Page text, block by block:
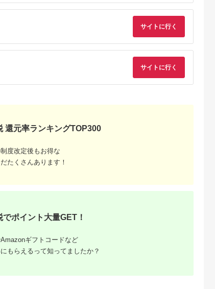
効
発
連れ
オ
電話
円
間3年（Eメール発
行）｜予約 宿泊 観光
カップル 家族 店頭 オ
ンライン ネット 電話
箱根
寄付金額: 10,000 円
出典：ふるなび
期間3年（Eメール発
行）｜予約 宿泊 観光
寄付金額:
出典：ふるな
サイトに行く
サイトに行く
還元率ランキングTOP300
度改定後もお得な
たくさんあります！
ポイント大量GET！
ギフトコードなど
もらえるって知ってましたか？